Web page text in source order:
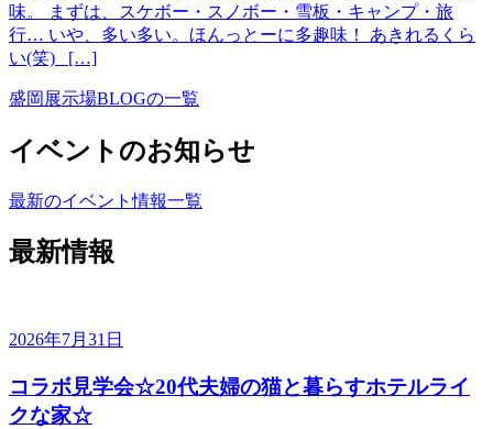
味。 まずは、スケボー・スノボー・雪板・キャンプ・旅
行… いや、多い多い。ほんっとーに多趣味！ あきれるくら
い(笑) […]
盛岡展示場BLOGの一覧
イベントのお知らせ
最新のイベント情報一覧
最新情報
2026年7月31日
コラボ見学会☆20代夫婦の猫と暮らすホテルライ
クな家☆